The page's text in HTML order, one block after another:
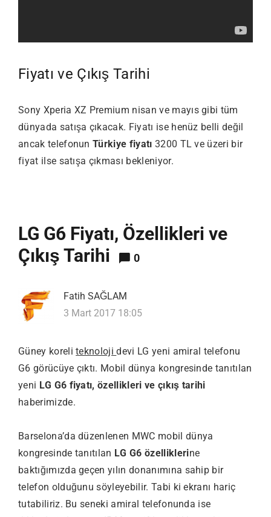
Fiyatı ve Çıkış Tarihi
Sony Xperia XZ Premium nisan ve mayıs gibi tüm
dünyada satışa çıkacak. Fiyatı ise henüz belli değil
ancak telefonunTürkiye fiyatı 3200 TL ve üzeri bir
fiyat ilse satışa çıkması bekleniyor.
LG G6 Fiyatı, Özellikleri ve
Çıkış Tarihi
0
Fatih SAĞLAM
3 Mart 2017 18:05
Güney koreliteknolojidevi LG yeni amiral telefonu
G6 görücüye çıktı. Mobil dünya kongresinde tanıtılan
yeni LG G6 fiyatı, özellikleri ve çıkış tarihi
haberimizde.
Barselona’da düzenlenen MWC mobil dünya
kongresinde tanıtılan LG G6 özelliklerine
baktığımızda geçen yılın donanımına sahip bir
telefon olduğunu söyleyebilir. Tabi ki ekranı hariç
tutabiliriz. Bu seneki amiral telefonunda ise